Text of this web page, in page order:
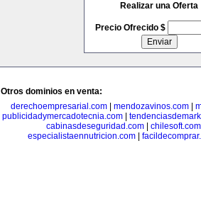
Realizar una Oferta
Precio Ofrecido $
Otros dominios en venta:
derechoempresarial.com
mendozavinos.com
publicidadymercadotecnia.com|
cabinasdeseguridad.com| chilesoft.com
especialistaennutricion.com|